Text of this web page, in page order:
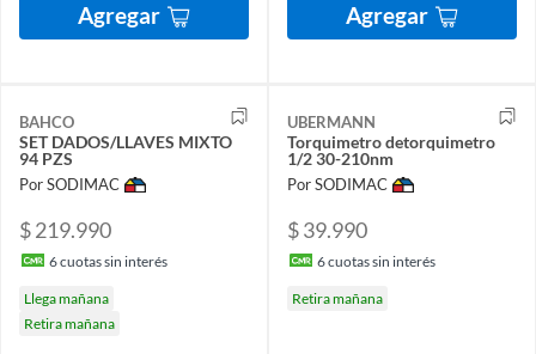
Agregar Agregar
BAHCO
SET DADOS/LLAVES MIXTO
94 PZS
Por SODIMAC
$ 219.990
6cuotas sin interés
Llega mañana
Retira mañana
UBERMANN
Torquimetro detorquimetro
1/2 30-210nm
Por SODIMAC
$ 39.990
6cuotas sin interés
Retira mañana